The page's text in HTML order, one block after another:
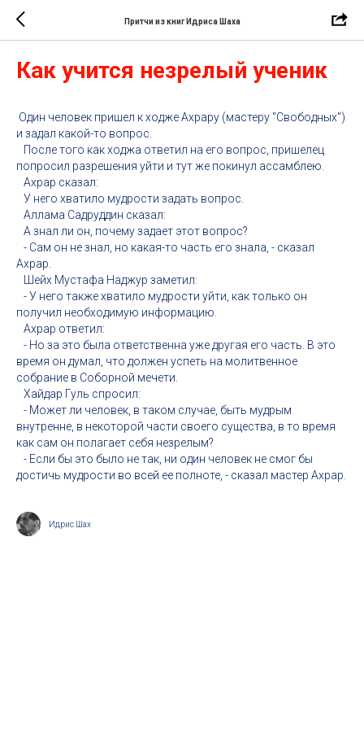
Притчи из книг Идриса Шаха
Как учится незрелый ученик
Один человек пришел к ходже Ахрару (мастеру "Свободных")
и задал какой-то вопрос.
После того как ходжа ответил на его вопрос, пришелец
попросил разрешения уйти и тут же покинул ассамблею.
Ахрар сказал:
У него хватило мудрости задать вопрос.
Аллама Садруддин сказал:
А знал ли он, почему задает этот вопрос?
- Сам он не знал, но какая-то часть его знала, - сказал
Ахрар.
Шейх Мустафа Наджур заметил:
- У него также хватило мудрости уйти, как только он
получил необходимую информацию.
Ахрар ответил:
- Но за это была ответственна уже другая его часть. В это
время он думал, что должен успеть на молитвенное
собрание в Соборной мечети.
Хайдар Гуль спросил:
- Может ли человек, в таком случае, быть мудрым
внутренне, в некоторой части своего существа, в то время
как сам он полагает себя незрелым?
- Если бы это было не так, ни один человек не смог бы
достичь мудрости во всей ее полноте, - сказал мастер Ахрар.
Идрис Шах